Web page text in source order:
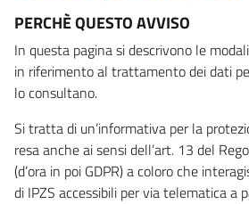
PERCHÈ QUESTO AVVISO
In questa pagina si descrivono le
in riferimento al trattamento dei dati
lo consultano.
Si tratta di un’informativa per la
resa anche ai sensi dell’art. 13 del
(d’ora in poi GDPR) a coloro che
di IPZS accessibili per via telematica a